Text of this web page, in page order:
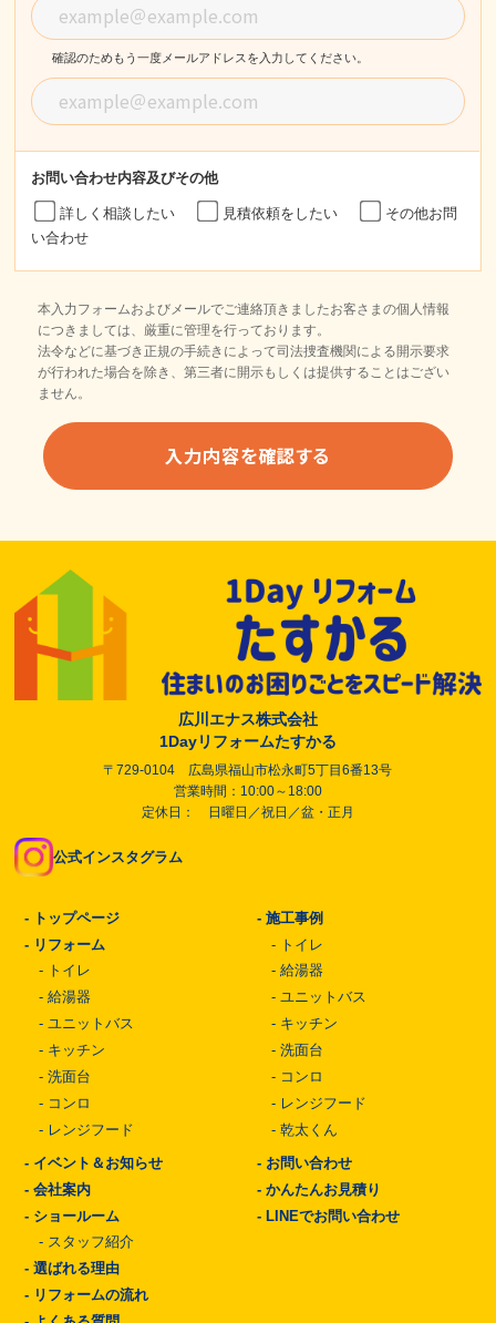
確認のためもう一度メールアドレスを入力してください。
お問い合わせ内容及びその他
詳しく相談したい 見積依頼をしたい
その他お問
い合わせ
本入力フォームおよびメールでご連絡頂きましたお客さまの個人情報
につきましては、厳重に管理を行っております。
法令などに基づき正規の手続きによって司法捜査機関による開示要求
が行われた場合を除き、第三者に開示もしくは提供することはござい
ません。
広川エナス株式会社
1Dayリフォームたすかる
〒729-0104 広島県福山市松永町5丁目6番13号
営業時間：10:00～18:00
定休日： 日曜日／祝日／盆・正月
公式インスタグラム
- トップページ
- リフォーム
- トイレ
- 給湯器
- ユニットバス
- キッチン
- 洗面台
- コンロ
- レンジフード
-施工事例
- トイレ
-給湯器
-ユニットバス
- キッチン
-洗面台
- コンロ
- レンジフード
-乾太くん
- イベント＆お知らせ
- 会社案内
- ショールーム
- スタッフ紹介
- 選ばれる理由
- リフォームの流れ
- お問い合わせ
-かんたんお見積り
-LINEでお問い合わせ